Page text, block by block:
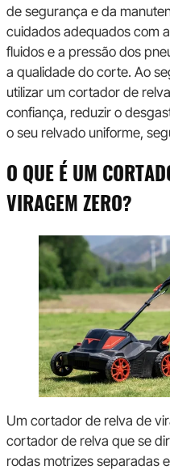
de segurança e da
cuidados adequados com
fluidos e a pressão dos
a qualidade do corte. Ao
utilizar um cortador de
confiança, reduzir o
o seu relvado uniforme,
O QUE É UM
VIRAGEM ZERO?
Um cortador de relva de
cortador de relva que se
rodas motrizes separadas